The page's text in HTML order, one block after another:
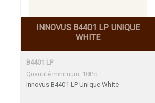
INNOVUS B4401 LP UNIQUE
WHITE
B4401 LP
Quantité minimum: 10Pc
Innovus B4401 LP Unique White